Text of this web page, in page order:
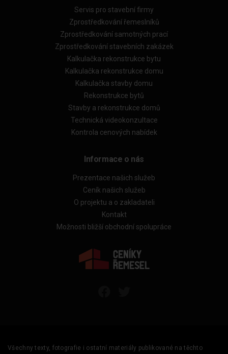
Servis pro stavební firmy
Zprostředkování řemeslníků
Zprostředkování samotných prací
Zprostředkování stavebních zakázek
Kalkulačka rekonstrukce bytu
Kalkulačka rekonstrukce domu
Kalkulačka stavby domu
Rekonstrukce bytů
Stavby a rekonstrukce domů
Technická videokonzultace
Kontrola cenových nabídek
Informace o nás
Prezentace našich služeb
Ceník našich služeb
O projektu a o zakladateli
Kontakt
Možnosti bližší obchodní spolupráce
Všechny texty, fotografie i ostatní materiály publikované na těchto